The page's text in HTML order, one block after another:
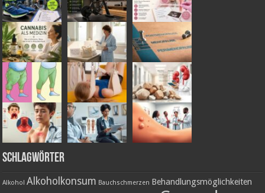
Schlagwörter
Alkohol Alkoholkonsum Bauchschmerzen Behandlungsmöglichkeiten